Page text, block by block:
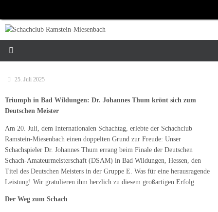
springen
25. Juli 2025
Triumph in Bad Wildungen: Dr. Johannes Thum krönt sich zum
Deutschen Meister
Am 20. Juli, dem Internationalen Schachtag, erlebte der Schachclub
Ramstein-Miesenbach einen doppelten Grund zur Freude: Unser
Schachspieler Dr. Johannes Thum errang beim Finale der Deutschen
Schach-Amateurmeisterschaft (DSAM) in Bad Wildungen, Hessen, den
Titel des Deutschen Meisters in der Gruppe E. Was für eine herausragende
Leistung! Wir gratulieren ihm herzlich zu diesem großartigen Erfolg.
Der Weg zum Schach